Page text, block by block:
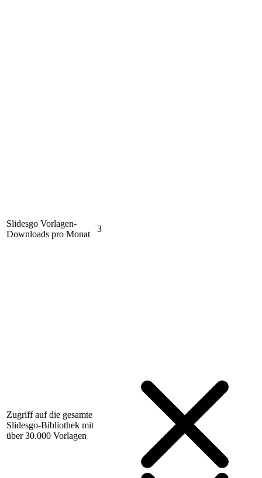
Slidesgo Vorlagen-
Downloads pro Monat
3
Zugriff auf die gesamte
Slidesgo-Bibliothek mit
über 30.000 Vorlagen